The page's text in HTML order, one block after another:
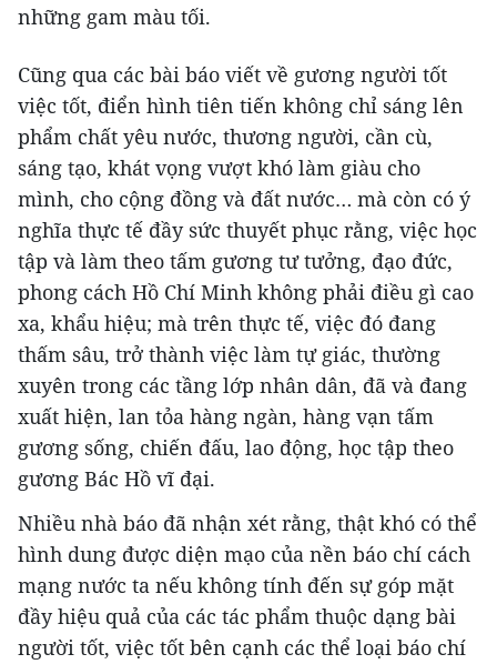
những gam màu tối.
Cũng qua các bài báo viết về gương người tốt
việc tốt, điển hình tiên tiến không chỉ sáng lên
phẩm chất yêu nước, thương người, cần cù,
sáng tạo, khát vọng vượt khó làm giàu cho
mình, cho cộng đồng và đất nước… mà còn có ý
nghĩa thực tế đầy sức thuyết phục rằng, việc học
tập và làm theo tấm gương tư tưởng, đạo đức,
phong cách Hồ Chí Minh không phải điều gì cao
xa, khẩu hiệu; mà trên thực tế, việc đó đang
thấm sâu, trở thành việc làm tự giác, thường
xuyên trong các tầng lớp nhân dân, đã và đang
xuất hiện, lan tỏa hàng ngàn, hàng vạn tấm
gương sống, chiến đấu, lao động, học tập theo
gương Bác Hồ vĩ đại.
Nhiều nhà báo đã nhận xét rằng, thật khó có thể
hình dung được diện mạo của nền báo chí cách
mạng nước ta nếu không tính đến sự góp mặt
đầy hiệu quả của các tác phẩm thuộc dạng bài
người tốt, việc tốt bên cạnh các thể loại báo chí